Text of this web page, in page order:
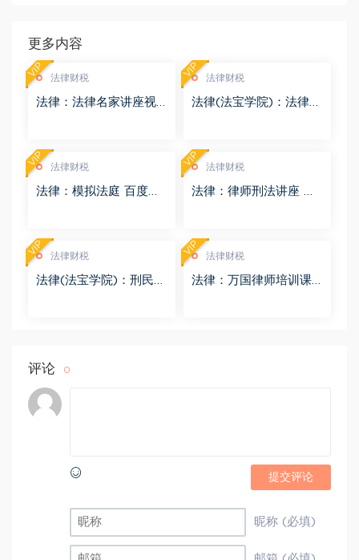
更多内容
法律财税
法律：法律名家讲座视
VIP 法律财税
法律(法宝学院)：法律信
VIP
法律财税
法律：模拟法庭 百度网
VIP 法律财税
法律：律师刑法讲座 百
VIP
法律财税
法律(法宝学院)：刑民交
VIP 法律财税
法律：万国律师培训课
VIP
评论 0
提交评论
昵称 (必填)